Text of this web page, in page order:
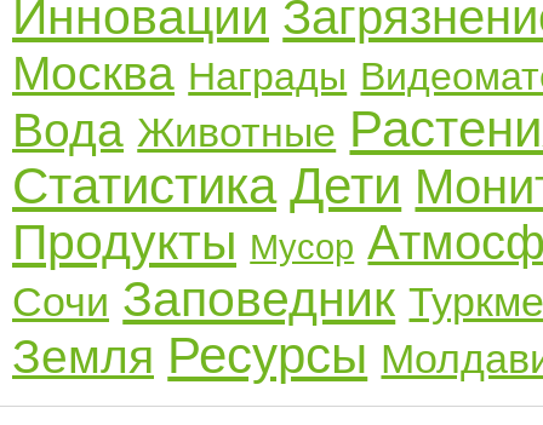
Инновации
Москва Награды
Вода Животные
Статистика Дети
Продукты Мусор
Сочи Заповедник
Земля Ресурсы